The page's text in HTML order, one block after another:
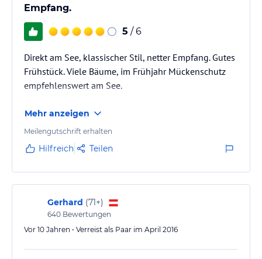
Empfang.
5 / 6
Direkt am See, klassischer Stil, netter Empfang. Gutes
Frühstück. Viele Bäume, im Frühjahr Mückenschutz
empfehlenswert am See.
Mehr anzeigen
Meilengutschrift erhalten
Hilfreich Teilen
Gerhard (71+)
640 Bewertungen
Vor 10 Jahren • Verreist als Paar im April 2016